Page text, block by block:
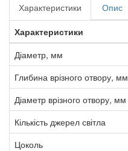
Характеристики
Опис
Характеристики
Діаметр, мм
Глибина врізного отвору, мм
Діаметр врізного отвору, мм
Кількість джерел світла
Цоколь